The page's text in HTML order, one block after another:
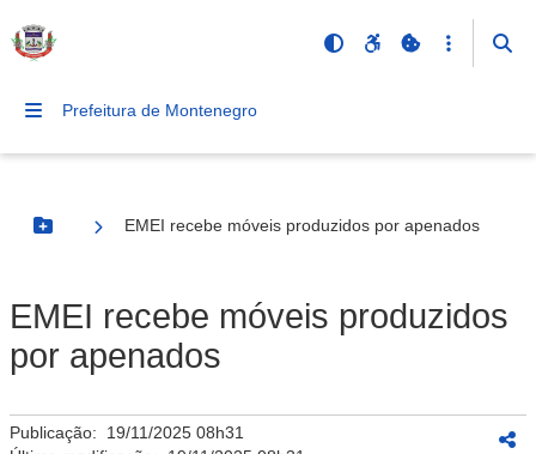
Prefeitura de Montenegro
Botão Menu
EMEI recebe móveis produzidos por apenados
EMEI recebe móveis produzidos
por apenados
Publicação: 19/11/2025 08h31